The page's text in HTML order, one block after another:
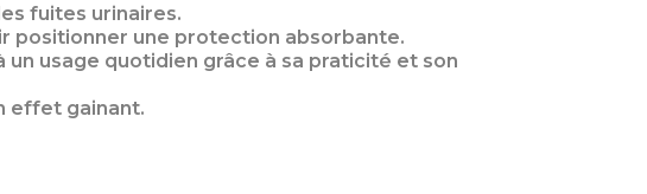
fuites urinaires.
positionner une protection absorbante.
usage quotidien grâce à sa praticité et son
effet gainant.